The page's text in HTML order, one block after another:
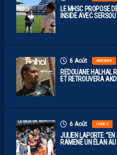
LE MHSC PROPOSE
INSIDE AVEC SERSOU
6 Août ANCIENS
REDOUANE HALHAL
ET RETROUVERA
6 Août LIGUE 2
JULIEN LAPORTE:
RAMENÉ UN ÉLAN AU